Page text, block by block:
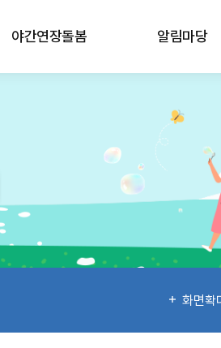
야간연장돌봄 알림마당
화면확